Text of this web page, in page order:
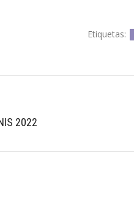
Etiquetas:
2022